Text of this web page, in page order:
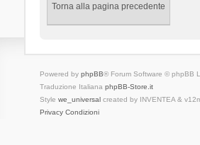
Torna alla pagina precedente
Powered by phpBB® Forum Software © phpBB
Traduzione Italiana phpBB-Store.it
Style we_universalcreated by INVENTEA &
Privacy Condizioni